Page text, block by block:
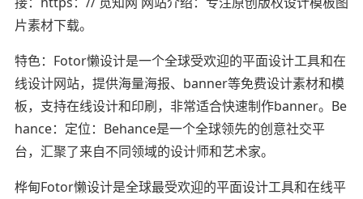
片素材下载。
特色：Fotor懒设计是一个全球受欢迎的平面设计工具和在
线设计网站，提供海量海报、banner等免费设计素材和模
板，支持在线设计和印刷，非常适合快速制作banner。Be
hance：定位：Behance是一个全球领先的创意社交平
台，汇聚了来自不同领域的设计师和艺术家。
桦甸Fotor懒设计是全球最受欢迎的平面设计工具和在线平